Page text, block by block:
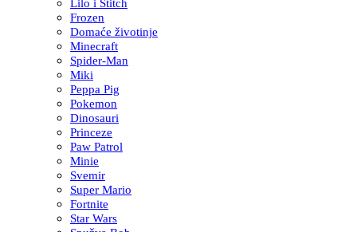
Lilo i Stitch
Frozen
Domaće životinje
Minecraft
Spider-Man
Miki
Peppa Pig
Pokemon
Dinosauri
Princeze
Paw Patrol
Minie
Svemir
Super Mario
Fortnite
Star Wars